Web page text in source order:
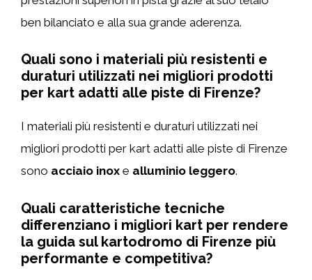
ben bilanciato e alla sua grande aderenza.
Quali sono i materiali più resistenti e
duraturi utilizzati nei migliori prodotti
per kart adatti alle piste di Firenze?
I materiali più resistenti e duraturi utilizzati nei
migliori prodotti per kart adatti alle piste di Firenze
sono acciaio inox e alluminio leggero.
Quali caratteristiche tecniche
differenziano i migliori kart per rendere
la guida sul kartodromo di Firenze più
performante e competitiva?